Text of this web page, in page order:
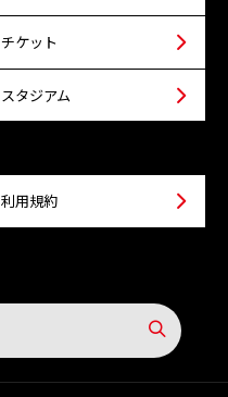
チケット
スタジアム
利用規約